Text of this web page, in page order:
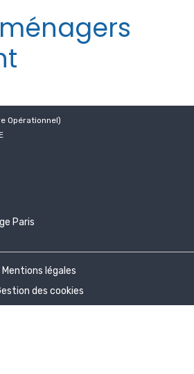
Opérationnel)
Mentions légales
des cookies